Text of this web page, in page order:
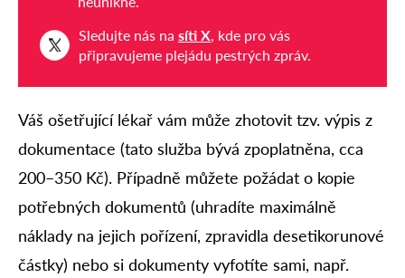
Sledujte nás na síti X, kde pro vás
připravujeme plejádu pestrých zpráv.
Váš ošetřující lékař vám může zhotovit tzv. výpis z
dokumentace (tato služba bývá zpoplatněna, cca
200–350 Kč). Případně můžete požádat o kopie
potřebných dokumentů (uhradíte maximálně
náklady na jejich pořízení, zpravidla desetikorunové
částky) nebo si dokumenty vyfotíte sami, např.